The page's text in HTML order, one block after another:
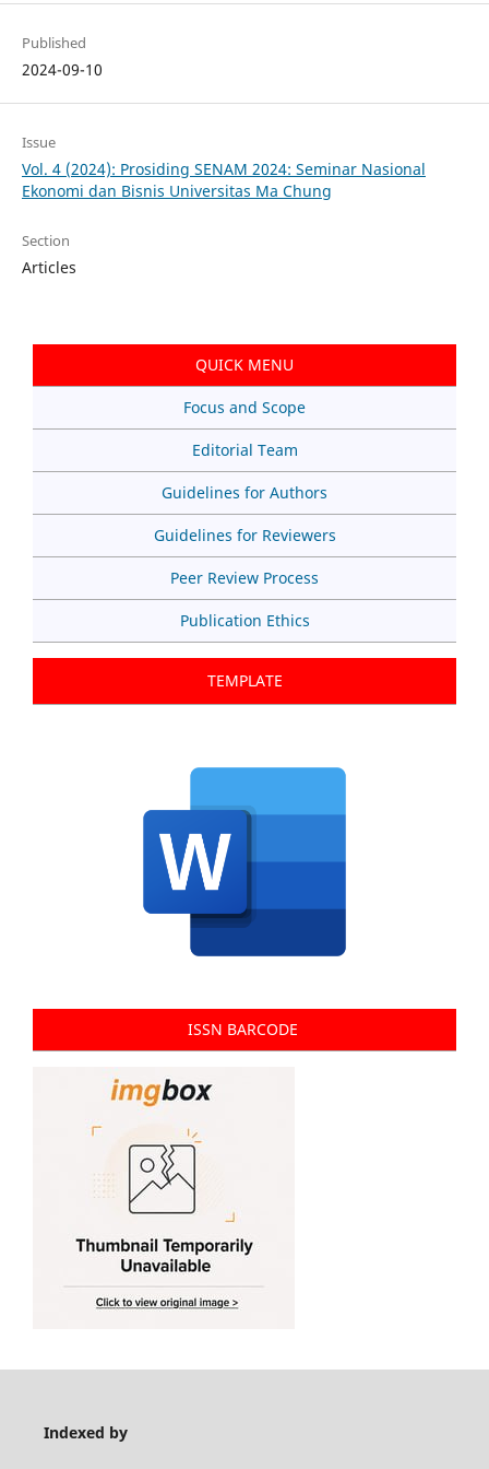
Published
2024-09-10
Issue
Vol. 4 (2024): Prosiding SENAM 2024: Seminar Nasional
Ekonomi dan Bisnis Universitas Ma Chung
Section
Articles
QUICK MENU
Focus and Scope
Editorial Team
Guidelines for Authors
Guidelines for Reviewers
Peer Review Process
Publication Ethics
TEMPLATE
ISSN BARCODE
Indexed by